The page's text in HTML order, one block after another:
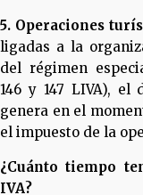
5. Operaciones
ligadas a la
del régimen
146 y 147 LIVA), el
genera en el
el impuesto de la
¿Cuánto tiempo
IVA?